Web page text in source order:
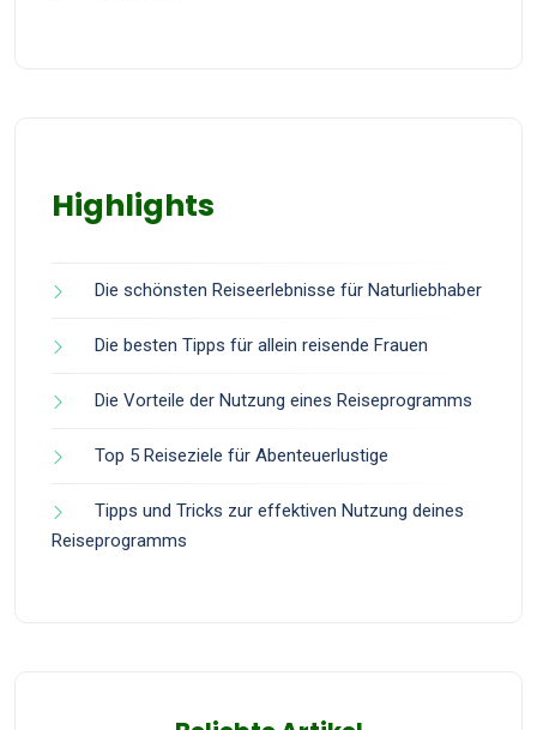
Highlights
Die schönsten Reiseerlebnisse für Naturliebhaber
Die besten Tipps für allein reisende Frauen
Die Vorteile der Nutzung eines Reiseprogramms
Top 5 Reiseziele für Abenteuerlustige
Tipps und Tricks zur effektiven Nutzung deines
Reiseprogramms